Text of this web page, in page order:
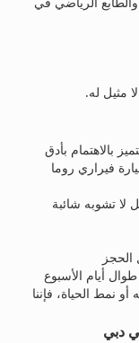
مثيل له.
بالاهتمام بأدق
فيراري روما
تشوبه شائبة
الحجز
أيام الأسبوع
نمط الحياة، فإننا
دبي